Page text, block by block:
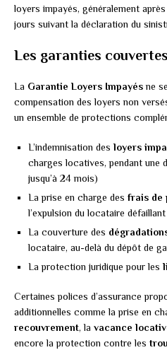
loyers impayés, généralement
jours suivant la déclaration du
Les garanties
La Garantie Loyers Impayésne
compensation des loyers non
un ensemble de protections
L’indemnisation des loyers
charges locatives, pendant une
jusqu’à 24 mois)
La prise en charge des frais de
l’expulsion du locataire défaillant
La couverture des
locataire, au-delà du dépôt de
La protection juridique pour les
Certaines polices d’assurance
additionnelles comme la prise en
recouvrement, la vacance
encore la protection contre les